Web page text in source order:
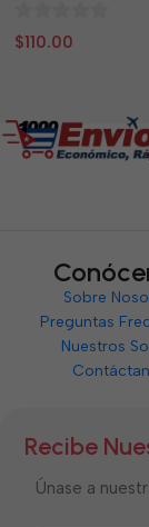
0
$110.00
Sobre
Preguntas
Nuestros
Recibe
Únase a